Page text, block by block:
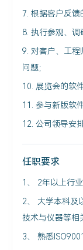
7. 根据客户反馈
8. 执行参观、调
9. 对客户、工程
问题；
10. 展览会的软
11. 参与新版软
12. 公司领导安
任职要求
1、 2年以上行
2、 大学本科及
技术与仪器等相
3、 熟悉